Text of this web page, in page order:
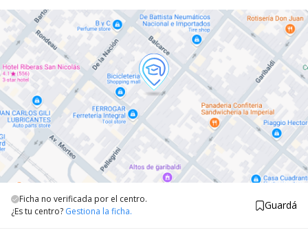
Ficha no verificada por el centro.
¿Es tu centro? Gestiona la ficha. Guardá